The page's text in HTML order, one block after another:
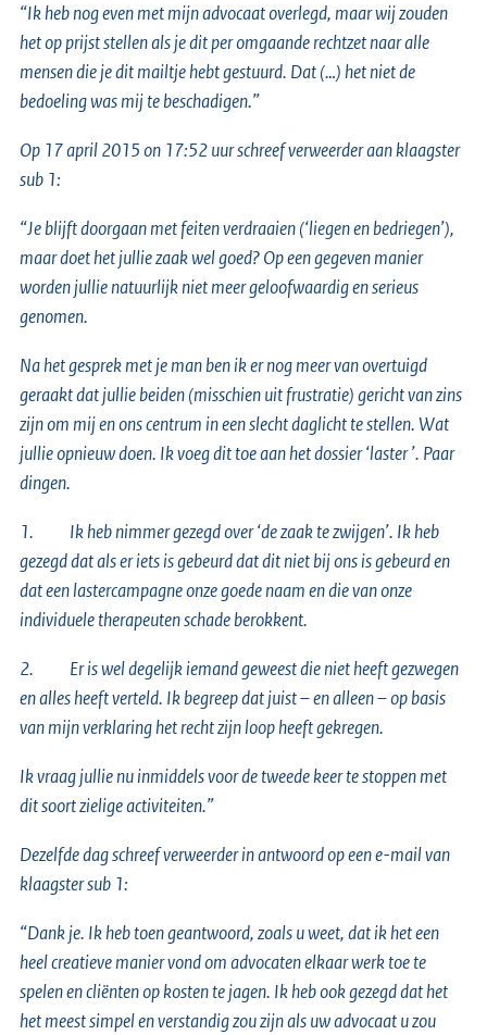
“Ik heb nog even met mijn advocaat overlegd, maar wij zouden
het op prijst stellen als je dit per omgaande rechtzet naar alle
mensen die je dit mailtje hebt gestuurd. Dat (…) het niet de
bedoeling was mij te beschadigen.”
Op 17 april 2015 on 17:52 uur schreef verweerder aan klaagster
sub 1:
“Je blijft doorgaan met feiten verdraaien (‘liegen en bedriegen’),
maar doet het jullie zaak wel goed? Op een gegeven manier
worden jullie natuurlijk niet meer geloofwaardig en serieus
genomen.
Na het gesprek met je man ben ik er nog meer van overtuigd
geraakt dat jullie beiden (misschien uit frustratie) gericht van zins
zijn om mij en ons centrum in een slecht daglicht te stellen. Wat
jullie opnieuw doen. Ik voeg dit toe aan het dossier ‘laster ’. Paar
dingen.
1. Ik heb nimmer gezegd over ‘de zaak te zwijgen’. Ik heb
gezegd dat als er iets is gebeurd dat dit niet bij ons is gebeurd en
dat een lastercampagne onze goede naam en die van onze
individuele therapeuten schade berokkent.
2. Er is wel degelijk iemand geweest die niet heeft gezwegen
en alles heeft verteld. Ik begreep dat juist – en alleen – op basis
van mijn verklaring het recht zijn loop heeft gekregen.
Ik vraag jullie nu inmiddels voor de tweede keer te stoppen met
dit soort zielige activiteiten.”
Dezelfde dag schreef verweerder in antwoord op een e-mail van
klaagster sub 1:
“Dank je. Ik heb toen geantwoord, zoals u weet, dat ik het een
heel creatieve manier vond om advocaten elkaar werk toe te
spelen en cliënten op kosten te jagen. Ik heb ook gezegd dat het
het meest simpel en verstandig zou zijn als uw advocaat u zou